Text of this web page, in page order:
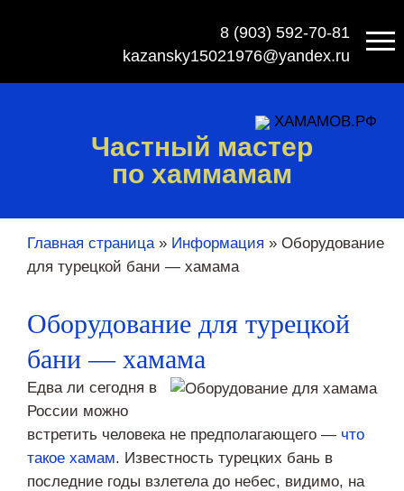
8 (903) 592-70-81
kazansky15021976@yandex.ru
ХАМАМОВ.РФ
Частный мастер
по хаммамам
Главная страница» Информация » Оборудование
для турецкой бани — хамама
Оборудование для турецкой
бани — хамама
Едва ли сегодня в
России можно
встретить человека не предполагающего — что
такое хамам. Известность турецких бань в
последние годы взлетела до небес, видимо, на